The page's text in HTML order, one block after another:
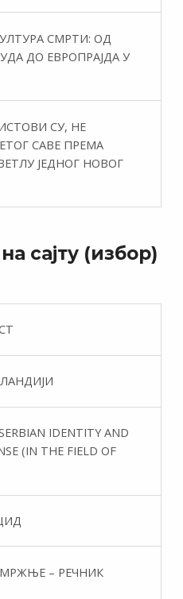
СМРТИ: ОД
ДО ЕВРОПРАЈДА У
СУ, НЕ
САВЕ ПРЕМА
ЈЕДНОГ НОВОГ
сајту (избор)
IDENTITY AND
(IN THE FIELD OF
– РЕЧНИК